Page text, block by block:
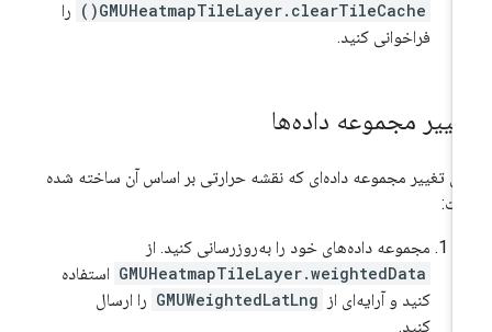
GMUHeatmapTileLayer.clearTileCache()
را
فراخوانی کنید.
مجموعه داده‌ها
تغییر مجموعه داده‌ای که نقشه حرارتی بر اساس آن ساخته شده
مجموعه داده‌های خود را به‌روزرسانی کنید. از
GMUHeatmapTileLayer.weightedData استفاده
کنید و آرایه‌ای از
GMUWeightedLatLng را ارسال
کنید.